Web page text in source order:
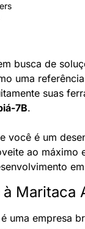
busca de
uma
suas
7B.
você é um
ao máximo
Maritaca
uma empresa